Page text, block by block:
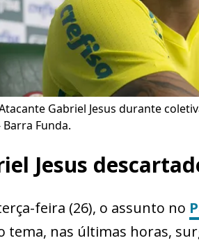
Gabriel Jesus durante
Barra Funda.
Jesus
feira (26), o assunto no
tema, nas últimas horas,